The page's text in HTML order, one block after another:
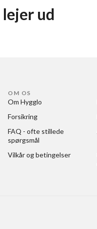
lejer ud
OM OS
Om Hygglo
Forsikring
FAQ - ofte stillede
spørgsmål
Vilkår og betingelser